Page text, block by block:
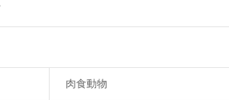
肉食動物